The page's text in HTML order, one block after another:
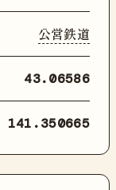
公営鉄道
43.06586
141.350665